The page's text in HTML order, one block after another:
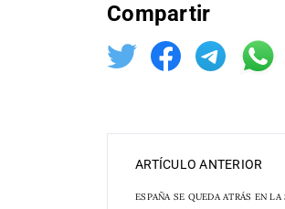
Compartir
ARTÍCULO ANTERIOR
ESPAÑA SE QUEDA ATRÁS EN